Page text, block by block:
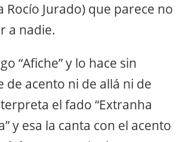
Rocío Jurado) que parece no
a nadie.
“Afiche” y lo hace sin
de acento ni de allá ni de
el fado “Extranha
y esa la canta con el acento